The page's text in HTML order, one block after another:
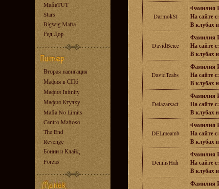
MafiaTUT
Stars
Bigwig Mafia
Ред Дор
Вторая навигация
Мафия в СПб
Мафия Infinity
Мафия Ктулху
Mafia No Limits
Centro Mafioso
The End
Revenge
Бонни и Клайд
Forzas
DarmokSl
Фамилия
На сайте с:
В клубах
DavidBeice
Фамилия
На сайте с:
В клубах
DavidTeabs
Фамилия
На сайте с:
В клубах
Delazarsact
Фамилия
На сайте с:
В клубах
DELmeamb
Фамилия
На сайте с:
В клубах
DennisHah
Фамилия
На сайте с:
В клубах
Фамилия